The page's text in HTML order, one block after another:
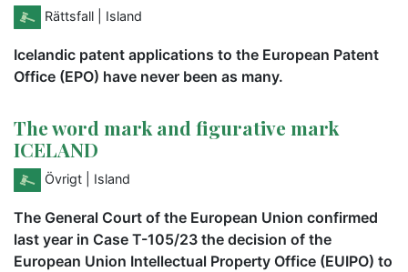
Rättsfall | Island
Icelandic patent applications to the European Patent
Office (EPO) have never been as many.
The word mark and figurative mark
ICELAND
Övrigt | Island
The General Court of the European Union confirmed
last year in Case T-105/23 the decision of the
European Union Intellectual Property Office (EUIPO) to